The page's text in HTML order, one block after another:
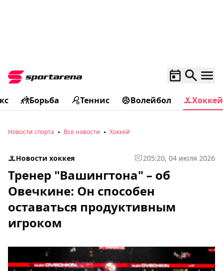
Борьба Теннис Волейбол Хоккей
Новости спорта Все новости Хоккей
Новости хоккея 205:20, 04 июля 2026
Тренер "Вашингтона" – об
Овечкине: Он способен
оставаться продуктивным
игроком